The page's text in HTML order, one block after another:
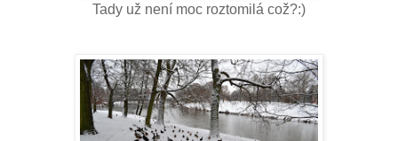
Tady už není moc roztomilá což?:)